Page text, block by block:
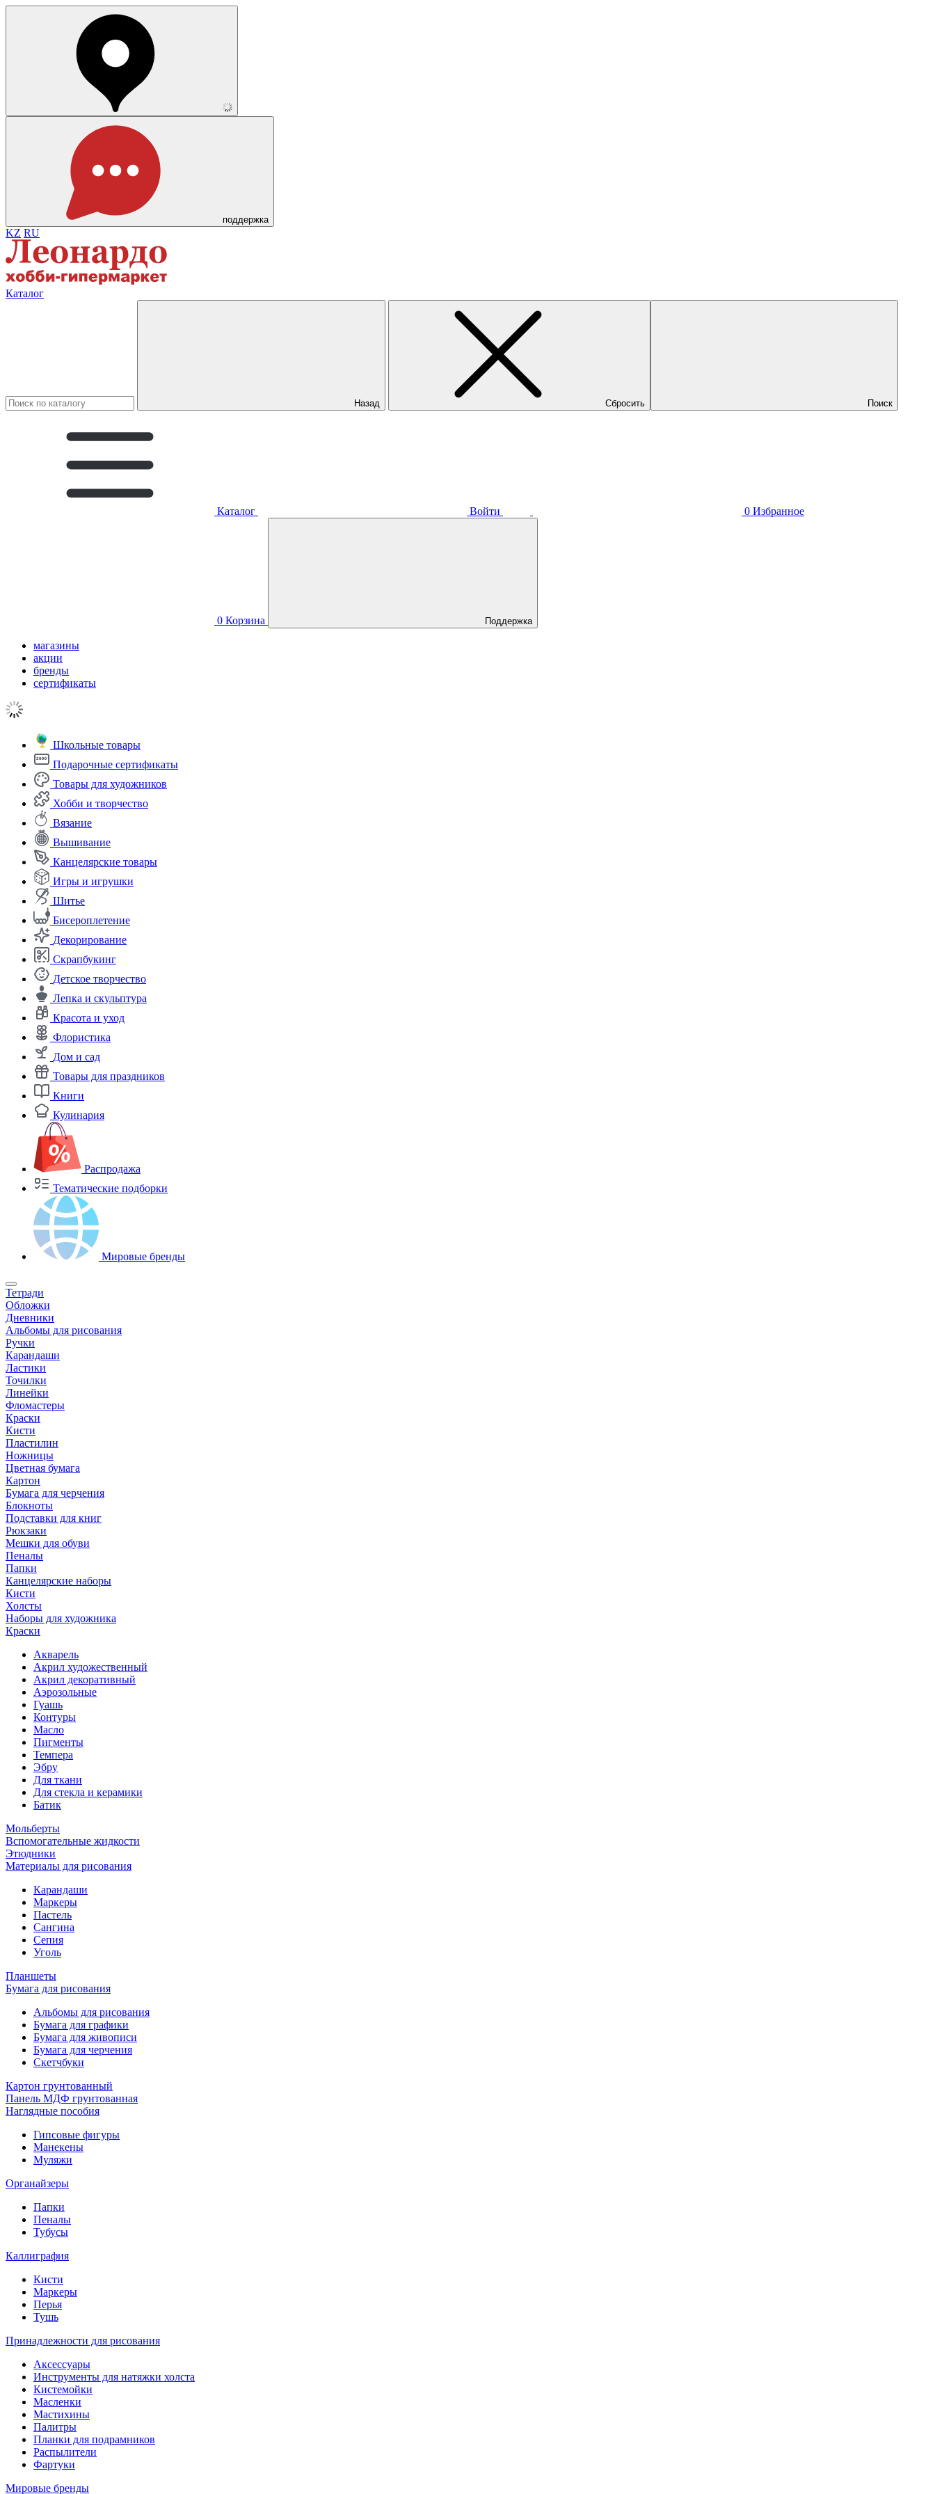
поддержка
KZ RU
Каталог
Назад Сбросить Поиск
Каталог Войти 0 Избранное
0 Корзина Поддержка
магазины
акции
бренды
сертификаты
Школьные товары
Подарочные сертификаты
Товары для художников
Хобби и творчество
Вязание
Вышивание
Канцелярские товары
Игры и игрушки
Шитье
Бисероплетение
Декорирование
Скрапбукинг
Детское творчество
Лепка и скульптура
Красота и уход
Флористика
Дом и сад
Товары для праздников
Книги
Кулинария
Распродажа
Тематические подборки
Мировые бренды
Тетради
Обложки
Дневники
Альбомы для рисования
Ручки
Карандаши
Ластики
Точилки
Линейки
Фломастеры
Краски
Кисти
Пластилин
Ножницы
Цветная бумага
Картон
Бумага для черчения
Блокноты
Подставки для книг
Рюкзаки
Мешки для обуви
Пеналы
Папки
Канцелярские наборы
Кисти
Холсты
Наборы для художника
Краски
Акварель
Акрил художественный
Акрил декоративный
Аэрозольные
Гуашь
Контуры
Масло
Пигменты
Темпера
Эбру
Для ткани
Для стекла и керамики
Батик
Мольберты
Вспомогательные жидкости
Этюдники
Материалы для рисования
Карандаши
Маркеры
Пастель
Сангина
Сепия
Уголь
Планшеты
Бумага для рисования
Альбомы для рисования
Бумага для графики
Бумага для живописи
Бумага для черчения
Скетчбуки
Картон грунтованный
Панель МДФ грунтованная
Наглядные пособия
Гипсовые фигуры
Манекены
Муляжи
Органайзеры
Папки
Пеналы
Тубусы
Каллиграфия
Кисти
Маркеры
Перья
Тушь
Принадлежности для рисования
Аксессуары
Инструменты для натяжки холста
Кистемойки
Масленки
Мастихины
Палитры
Планки для подрамников
Распылители
Фартуки
Мировые бренды